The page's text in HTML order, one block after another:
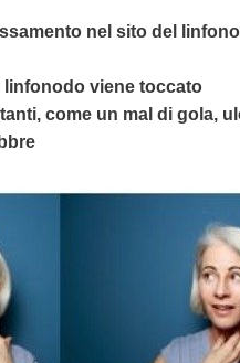
nel sito del
linfonodo viene toccato
come un mal di gola,